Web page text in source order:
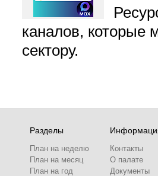
каналов, которые
сектору.
Разделы
План на неделю
План на месяц
План на год
Контакты
О палате
Документы